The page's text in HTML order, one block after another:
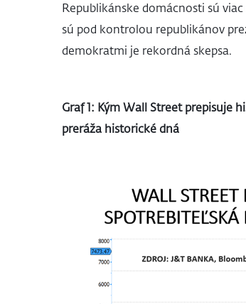
Republikánske domácnosti sú
sú pod kontrolou republikánov
demokratmi je rekordná skepsa.
Graf 1: Kým Wall Street prepisuje
preráža historické dná